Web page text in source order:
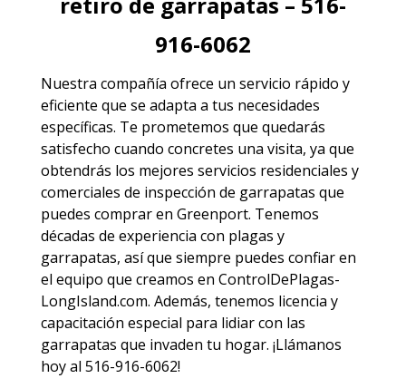
916-6062
Nuestra compañía ofrece un servicio rápido y
eficiente que se adapta a tus necesidades
específicas. Te prometemos que quedarás
satisfecho cuando concretes una visita, ya que
obtendrás los mejores servicios residenciales y
comerciales de inspección de garrapatas que
puedes comprar en Greenport. Tenemos
décadas de experiencia con plagas y
garrapatas, así que siempre puedes confiar en
el equipo que creamos en ControlDePlagas-
LongIsland.com. Además, tenemos licencia y
capacitación especial para lidiar con las
garrapatas que invaden tu hogar. ¡Llámanos
hoy al 516-916-6062!